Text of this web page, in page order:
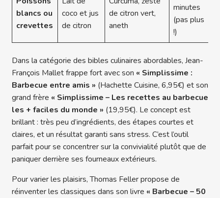
blancs ou
crevettes
coco et jus
de citron
de citron vert,
aneth
minutes
(pas plus
!)
Dans la catégorie des bibles culinaires abordables, Jean-
François Mallet frappe fort avec son « Simplissime :
Barbecue entre amis » (Hachette Cuisine, 6,95€) et son
grand frère « Simplissime – Les recettes au barbecue
les + faciles du monde » (19,95€). Le concept est
brillant : très peu d’ingrédients, des étapes courtes et
claires, et un résultat garanti sans stress. C’est l’outil
parfait pour se concentrer sur la convivialité plutôt que de
paniquer derrière ses fourneaux extérieurs.
Pour varier les plaisirs, Thomas Feller propose de
réinventer les classiques dans son livre « Barbecue – 50